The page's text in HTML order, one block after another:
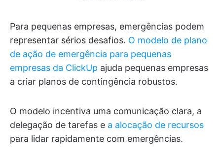
Para pequenas empresas, emergências podem
representar sérios desafios. O modelo de plano
de ação de emergência para pequenas
empresas da ClickUp ajuda pequenas empresas
a criar planos de contingência robustos.
O modelo incentiva uma comunicação clara, a
delegação de tarefas e a alocação de recursos
para lidar rapidamente com emergências.